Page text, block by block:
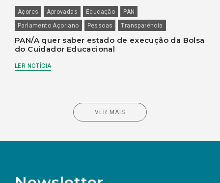
Açores Aprovadas Educação
PAN
Parlamento Açoriano
Pessoas Transparência
PAN/A quer saber estado de execução da Bolsa
do Cuidador Educacional
LER NOTÍCIA
VER MAIS